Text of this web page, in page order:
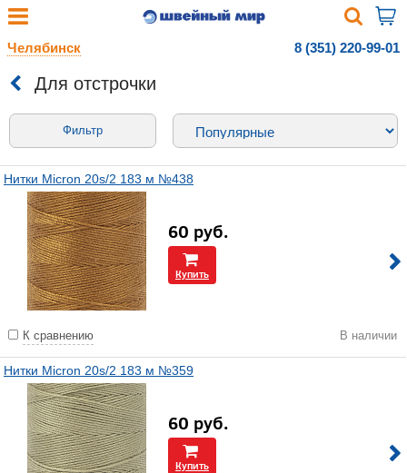
Челябинск 8 (351) 220-99-01
Для отстрочки
Фильтр
Нитки Micron 20s/2 183 м №438
60 руб.
Купить
К сравнению В наличии
Нитки Micron 20s/2 183 м №359
60 руб.
Купить